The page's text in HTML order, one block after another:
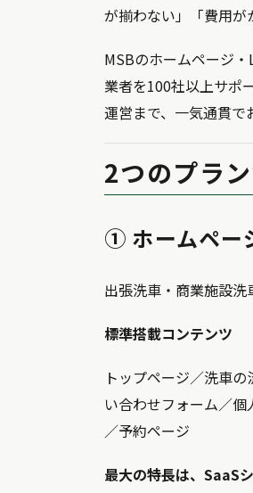
が揃わない」「費用
MSBのホームページ
業者を100社以上サポ
運営まで、一気通貫で
2つのプラ
① ホームペー
出張洗車・商業施設洗
標準搭載コンテンツ
トップページ／洗車
い合わせフォーム／
／予約ページ
最大の特長は、SaaS